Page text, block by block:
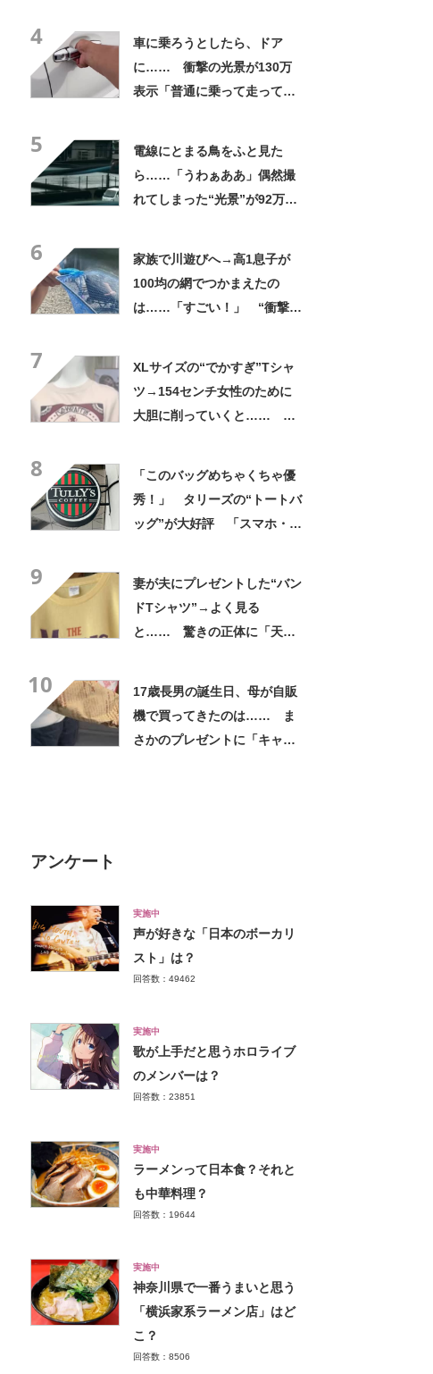
4
車に乗ろうとしたら、ドア
に…… 衝撃の光景が130万
表示「普通に乗って走ってた
5
電線にとまる鳥をふと見た
ら……「うわぁああ」偶然撮
れてしまった“光景”が92万再
6
家族で川遊びへ→高1息子が
100均の網でつかまえたの
は……「すごい！」 “衝撃の
7
XLサイズの“でかすぎ”Tシャ
ツ→154センチ女性のために
大胆に削っていくと……
8
「このバッグめちゃくちゃ優
秀！」 タリーズの“トートバ
ッグ”が大好評 「スマホ・財
9
妻が夫にプレゼントした“バン
ドTシャツ”→よく見る
と…… 驚きの正体に「天
10
17歳長男の誕生日、母が自販
機で買ってきたのは…… ま
さかのプレゼントに「キャー
アンケート
実施中
声が好きな「日本のボーカリ
スト」は？
回答数：49462
実施中
歌が上手だと思うホロライブ
のメンバーは？
回答数：23851
実施中
ラーメンって日本食？それと
も中華料理？
回答数：19644
実施中
神奈川県で一番うまいと思う
「横浜家系ラーメン店」はど
こ？
回答数：8506